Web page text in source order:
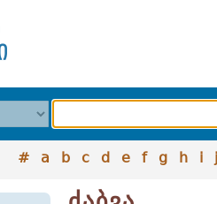
# a b c d e f g h i j